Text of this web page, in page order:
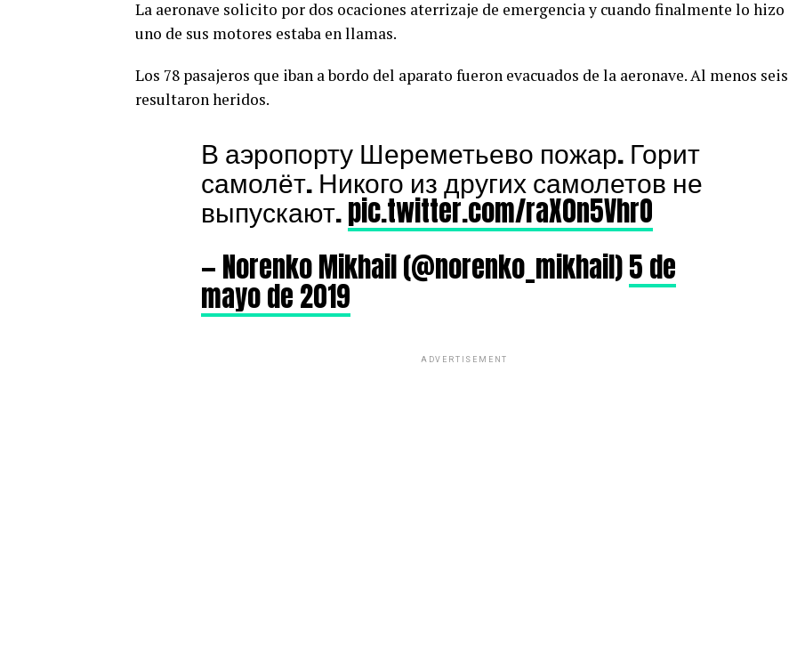
La aeronave solicito por dos ocaciones aterrizaje de emergencia y cuando finalmente lo hizo
uno de sus motores estaba en llamas.
Los 78 pasajeros que iban a bordo del aparato fueron evacuados de la aeronave. Al menos seis
resultaron heridos.
В аэропорту Шереметьево пожар. Горит
самолёт. Никого из других самолетов не
выпускают.pic.twitter.com/raX0n5VhrO
— Norenko Mikhail (@norenko_mikhail)5 de
mayo de 2019
ADVERTISEMENT